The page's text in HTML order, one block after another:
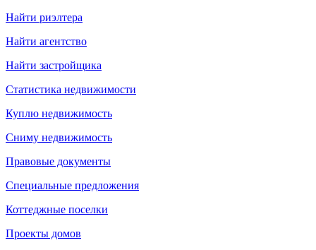
Найти риэлтера
Найти агентство
Найти застройщика
Статистика недвижимости
Куплю недвижимость
Сниму недвижимость
Правовые документы
Специальные предложения
Коттеджные поселки
Проекты домов